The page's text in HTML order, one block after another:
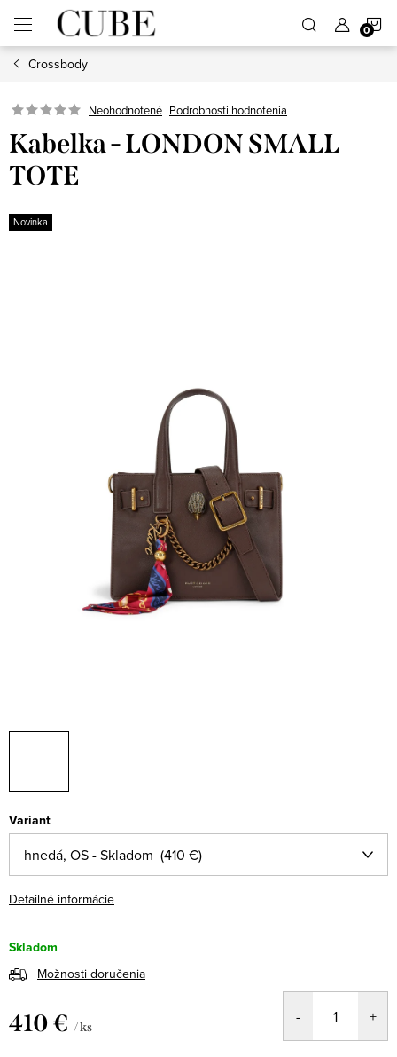
obsah
Crossbody
Neohodnotené Podrobnosti hodnotenia
Kabelka - LONDON SMALL
TOTE
Novinka
Variant
Detailné informácie
Skladom
Možnosti doručenia
410 € / ks